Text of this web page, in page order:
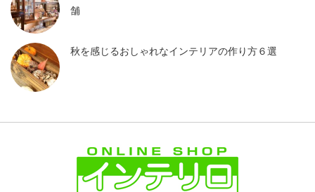
舗
秋を感じるおしゃれなインテリアの作り方６選